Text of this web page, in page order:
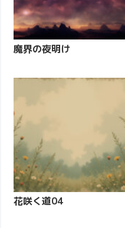
魔界の夜明け
花咲く道04